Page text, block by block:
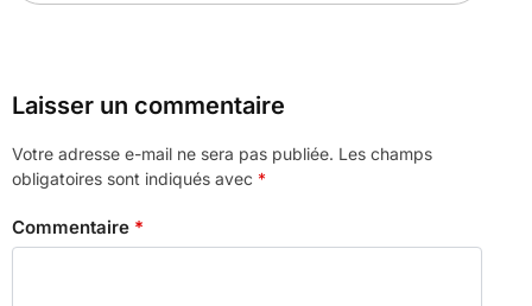
Laisser un commentaire
Votre adresse e-mail ne sera pas publiée. Les champs
obligatoires sont indiqués avec *
Commentaire *